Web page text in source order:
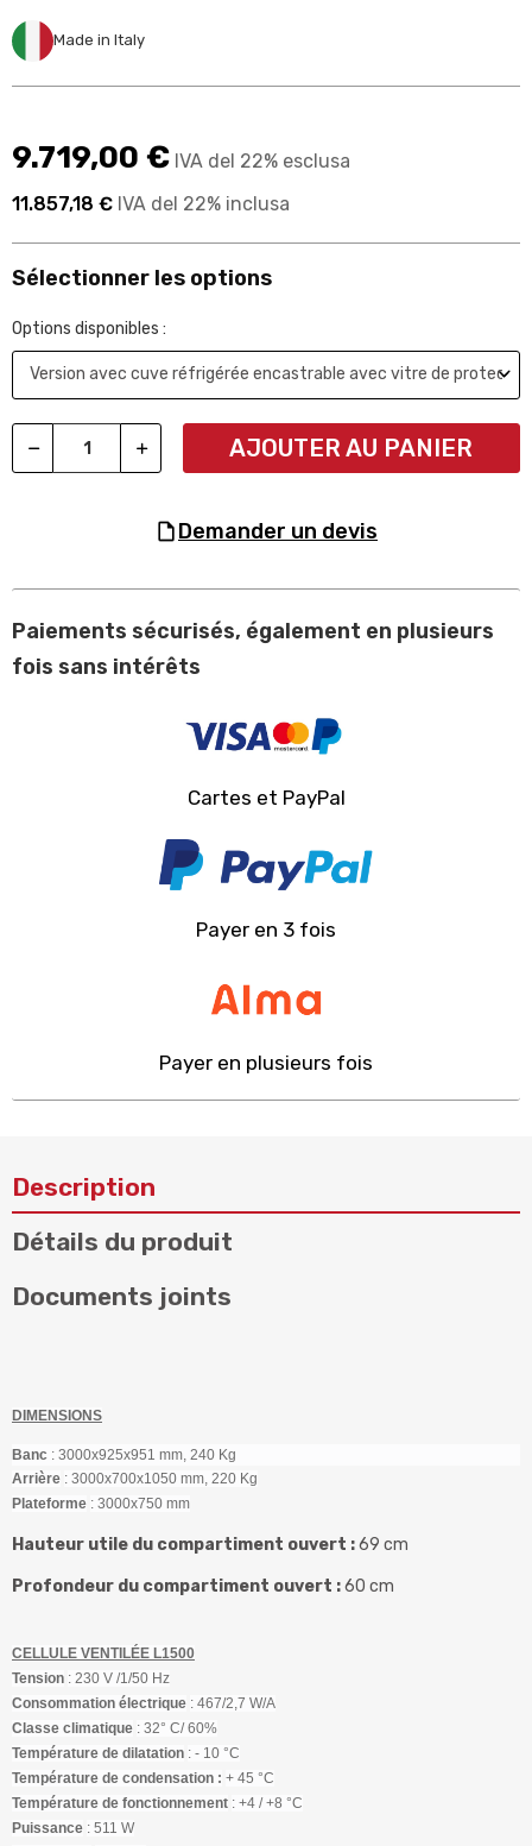
Made in Italy
9.719,00 € IVA del 22% esclusa
11.857,18 € IVA del 22% inclusa
Sélectionner les options
Options disponibles :
AJOUTER AU PANIER
demander un devis
Paiements sécurisés, également en plusieurs
fois sans intérêts
Cartes et PayPal
Payer en 3 fois
Payer en plusieurs fois
Description
Détails du produit
Documents joints
DIMENSIONS
Banc : 3000x925x951 mm, 240 Kg
Arrière : 3000x700x1050 mm, 220 Kg
Plateforme : 3000x750 mm
Hauteur utile du compartiment ouvert :69 cm
Profondeur du compartiment ouvert :60 cm
CELLULE VENTILÉE L1500
Tension : 230 V /1/50 Hz
Consommation électrique : 467/2,7 W/A
Classe climatique : 32° C/ 60%
Température de dilatation : - 10 °C
Température de condensation : + 45 °C
Température de fonctionnement : +4 / +8 °C
Puissance : 511 W